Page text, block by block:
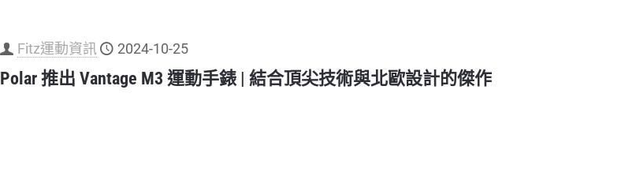
Fitz運動資訊 2024-10-25
Polar 推出 Vantage M3 運動手錶 | 結合頂尖技術與北歐設計的傑作